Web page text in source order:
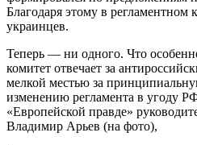
Благодаря этому в регламентном
украинцев.
Теперь — ни одного. Что
комитет отвечает за
мелкой местью за
изменению регламента в угоду
«Европейской правде»
Владимир Арьев (на фото),